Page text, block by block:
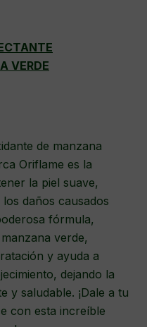
VERDE
de manzana
Oriflame es la
la piel suave,
daños causados
fórmula,
verde,
y ayuda a
dejando la
y saludable. ¡Dale a tu
con esta increíble